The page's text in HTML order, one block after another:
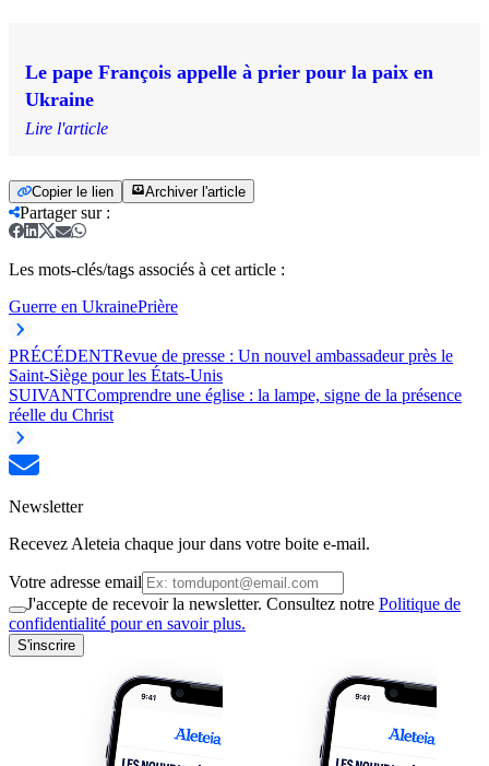
Le pape François appelle à prier pour la paix en
Ukraine
Lire l'article
Copier le lien Archiver l'article
Partager sur:
Les mots-clés/tags associés à cet article :
Guerre en UkrainePrière
PRÉCÉDENTRevue de presse : Un nouvel ambassadeur près le
Saint-Siège pour les États-Unis
SUIVANTComprendre une église : la lampe, signe de la présence
réelle du Christ
Newsletter
Recevez Aleteia chaque jour dans votre boite e-mail.
Votre adresse email
J'accepte de recevoir la newsletter. Consultez notre Politique de
confidentialité pour en savoir plus.
S'inscrire